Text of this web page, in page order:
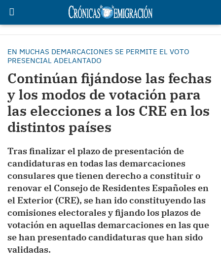
EN MUCHAS DEMARCACIONES SE PERMITE EL VOTO
PRESENCIAL ADELANTADO
Continúan fijándose las fechas
y los modos de votación para
las elecciones a los CRE en los
distintos países
Tras finalizar el plazo de presentación de
candidaturas en todas las demarcaciones
consulares que tienen derecho a constituir o
renovar el Consejo de Residentes Españoles en
el Exterior (CRE), se han ido constituyendo las
comisiones electorales y fijando los plazos de
votación en aquellas demarcaciones en las que
se han presentado candidaturas que han sido
validadas.